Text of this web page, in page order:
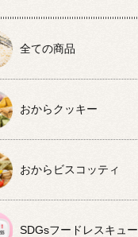
全ての商品
おからクッキー
おからビスコッティ
SDGsフードレスキュー